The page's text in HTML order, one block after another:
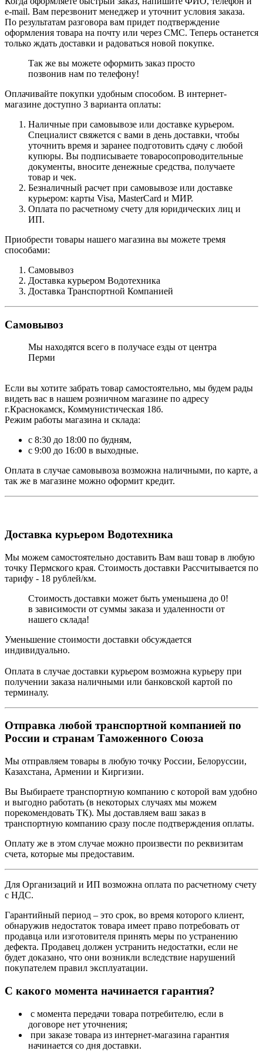
e-mail. Вам перезвонит менеджер и уточнит условия заказа.
По результатам разговора вам придет подтверждение
оформления товара на почту или через СМС. Теперь останется
только ждать доставки и радоваться новой покупке.
Так же вы можете оформить заказ просто
позвонив нам по телефону!
Оплачивайте покупки удобным способом. В интернет-
магазине доступно 3 варианта оплаты:
Наличные при самовывозе или доставке курьером.
Специалист свяжется с вами в день доставки, чтобы
уточнить время и заранее подготовить сдачу с любой
купюры. Вы подписываете товаросопроводительные
документы, вносите денежные средства, получаете
товар и чек.
Безналичный расчет при самовывозе или доставке
курьером: карты Visa, MasterCard и МИР.
Оплата по расчетному счету для юридических лиц и
ИП.
Приобрести товары нашего магазина вы можете тремя
способами:
Самовывоз
Доставка курьером Водотехника
Доставка Транспортной Компанией
Самовывоз
Мы находятся всего в получасе езды от центра
Перми
Если вы хотите забрать товар самостоятельно, мы будем рады
видеть вас в нашем розничном магазине по адресу
г.Краснокамск, Коммунистическая 18б.
Режим работы магазина и склада:
с 8:30 до 18:00 по будням,
с 9:00 до 16:00 в выходные.
Оплата в случае самовывоза возможна наличными, по карте, а
так же в магазине можно оформит кредит.
Доставка курьером Водотехника
Мы можем самостоятельно доставить Вам ваш товар в любую
точку Пермского края. Стоимость доставки Рассчитывается по
тарифу - 18 рублей/км.
Стоимость доставки может быть уменьшена до 0!
в зависимости от суммы заказа и удаленности от
нашего склада!
Уменьшение стоимости доставки обсуждается
индивидуально.
Оплата в случае доставки курьером возможна курьеру при
получении заказа наличными или банковской картой по
терминалу.
Отправка любой транспортной компанией по
России и странам Таможенного Союза
Мы отправляем товары в любую точку России, Белоруссии,
Казахстана, Армении и Киргизии.
Вы Выбираете транспортную компанию с которой вам удобно
и выгодно работать (в некоторых случаях мы можем
порекомендовать ТК). Мы доставляем ваш заказ в
транспортную компанию сразу после подтверждения оплаты.
Оплату же в этом случае можно произвести по реквизитам
счета, которые мы предоставим.
Для Организаций и ИП возможна оплата по расчетному счету
с НДС.
Гарантийный период – это срок, во время которого клиент,
обнаружив недостаток товара имеет право потребовать от
продавца или изготовителя принять меры по устранению
дефекта. Продавец должен устранить недостатки, если не
будет доказано, что они возникли вследствие нарушений
покупателем правил эксплуатации.
С какого момента начинается гарантия?
с момента передачи товара потребителю, если в
договоре нет уточнения;
при заказе товара из интернет-магазина гарантия
начинается со дня доставки.